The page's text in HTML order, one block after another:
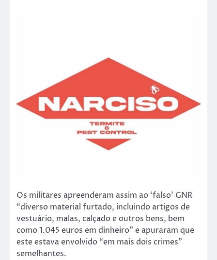
Os militares apreenderam assim ao ‘falso’ GNR
“diverso material furtado, incluindo artigos de
vestuário, malas, calçado e outros bens, bem
como 1.045 euros em dinheiro” e apuraram que
este estava envolvido “em mais dois crimes”
semelhantes.